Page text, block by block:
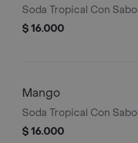
Soda Tropical Con
$ 16.000
Mango
Soda Tropical Con
$ 16.000